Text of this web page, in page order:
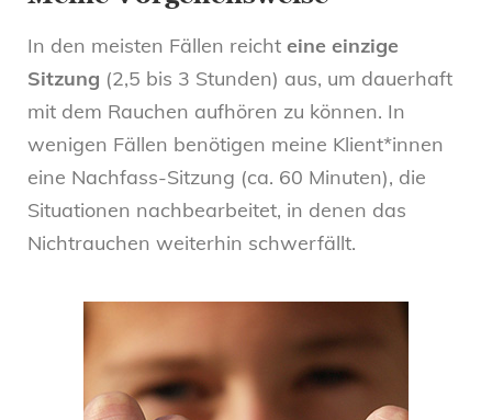
In den meisten Fällen reicht eine einzige
Sitzung (2,5 bis 3 Stunden) aus, um dauerhaft
mit dem Rauchen aufhören zu können. In
wenigen Fällen benötigen meine Klient*innen
eine Nachfass-Sitzung (ca. 60 Minuten), die
Situationen nachbearbeitet, in denen das
Nichtrauchen weiterhin schwerfällt.